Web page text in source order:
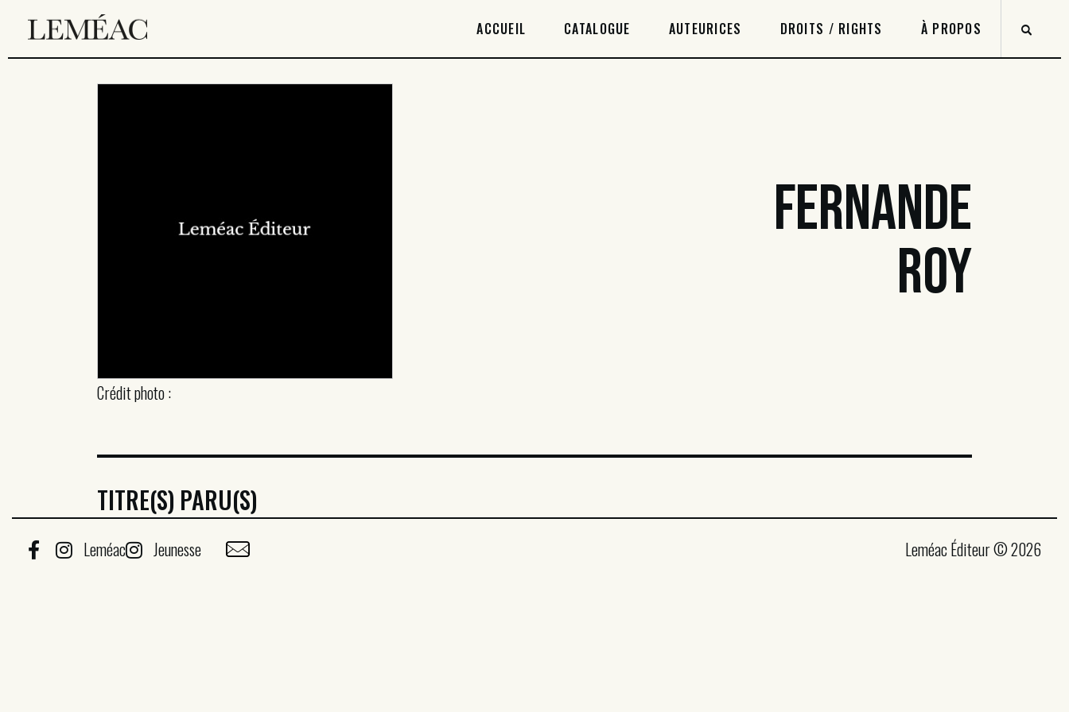
ACCUEIL CATALOGUE AUTEURICES DROITS / RIGHTS À PROPOS
CATALOGUE
Crédit photo :
FERNANDE
ROY
TITRE(S) PARU(S)
Leméac Jeunesse Leméac Éditeur © 2026